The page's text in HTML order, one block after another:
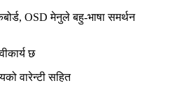
OSD मेनुले बहु-भाषा समर्थन
छ
वारेन्टी सहित